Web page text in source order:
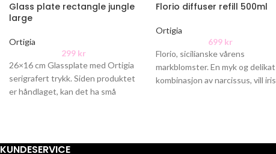
Glass plate rectangle jungle
large
Ortigia
299 kr
26×16 cm Glassplate med Ortigia
serigrafert trykk. Siden produktet
er håndlaget, kan det ha små
Florio diffuser refill 500ml
Ortigia
699 kr
Florio, sicilianske vårens
markblomster. En myk og delikat
kombinasjon av narcissus, vill iris
KUNDESERVICE